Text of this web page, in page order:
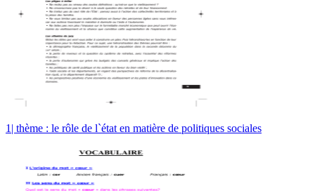
1| thème : le rôle de l`état en matière de politiques sociales